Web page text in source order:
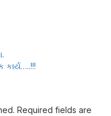
Required fields are